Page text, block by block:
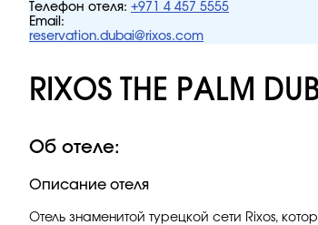
Телефон отеля: +971 4 457 5555
Email:
reservation.dubai@rixos.com
RIXOS THE PALM
Об отеле:
Описание отеля
Отель знаменитой турецкой сети Rixos,